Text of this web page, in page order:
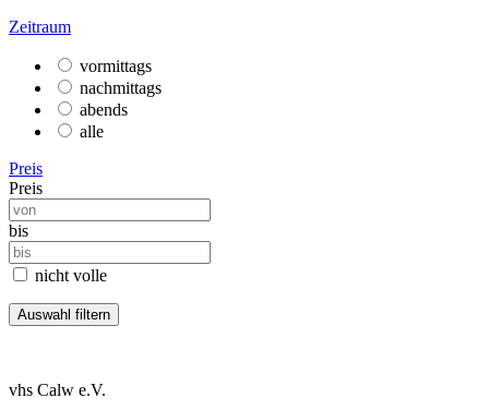
Zeitraum
vormittags
nachmittags
abends
alle
Preis
Preis
bis
nicht volle
vhs Calw e.V.